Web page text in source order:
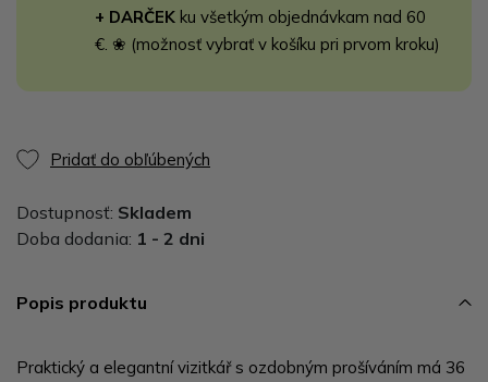
+ DARČEK ku všetkým objednávkam nad 60
€. ❀ (možnosť vybrať v košíku pri prvom kroku)
Pridať do obľúbených
Dostupnosť: Skladem
Doba dodania: 1 - 2 dni
Popis produktu
Praktický a elegantní vizitkář s ozdobným prošíváním má 36